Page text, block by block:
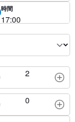
時間
2
0